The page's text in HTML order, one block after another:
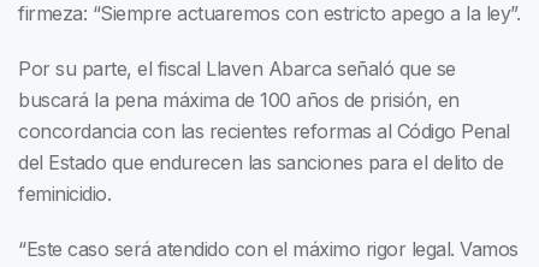
firmeza: “Siempre actuaremos con estricto apego a la ley”.
Por su parte, el fiscal Llaven Abarca señaló que se
buscará la pena máxima de 100 años de prisión, en
concordancia con las recientes reformas al Código Penal
del Estado que endurecen las sanciones para el delito de
feminicidio.
“Este caso será atendido con el máximo rigor legal. Vamos